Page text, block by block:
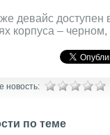
девайс доступен
корпуса –
новость:
по теме